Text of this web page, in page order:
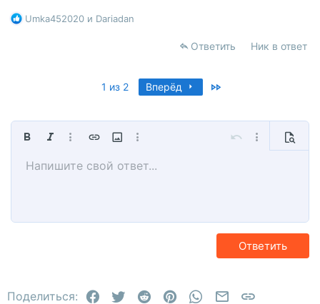
РUmka452020 и Dariadan
Ответить Ник в ответ
1 из 2 Вперёд
ЖирныйКурсивДополнительно...
Вставить ссылку
Вставить изображение
Дополнительно... Отменить
Размер шрифта
9
26
Цвет текста
Шрифт Arial
Trebuchet MS
ВыравниваниеПо левому краю
Выравнивание текста
Формат параграфа
Заголовок 2
Зачёркнутый
СмайлыМультицитата
МедиаВставить таблицу
Вставить горизонтальную линию
Спойлер
Повторить
Переключить режим работы редактора
Удалить форматирование
ЧерновикиСохранить черновик
Напишите свой ответ...
Ответить
Поделиться: Facebook
TwitterReddit PinterestWhatsAppЭлектронная